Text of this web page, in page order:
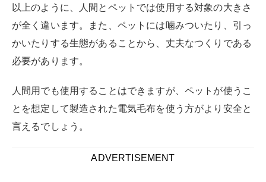
以上のように、人間とペットでは使用する対象の大きさ
が全く違います。また、ペットには噛みついたり、引っ
かいたりする生態があることから、丈夫なつくりである
必要があります。
人間用でも使用することはできますが、ペットが使うこ
とを想定して製造された電気毛布を使う方がより安全と
言えるでしょう。
ADVERTISEMENT